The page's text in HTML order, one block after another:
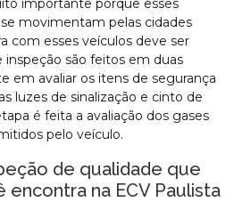
importante porque esses
movimentam pelas cidades
com esses veículos deve ser
inspeção são feitos em duas
em avaliar os itens de segurança
luzes de sinalização e cinto de
é feita a avaliação dos gases
pelo veículo.
de qualidade que
na ECV Paulista